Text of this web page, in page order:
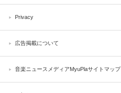
Privacy
広告掲載について
音楽ニュースメディアMyuPlaサイトマップ